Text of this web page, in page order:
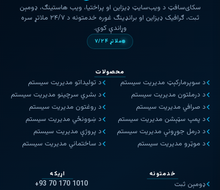
سکای‌سافټ د ویب‌سایټ ډیزاین او پراختیا، ویب هاستینګ، ډومېن
ثبت، ګرافیک ډیزاین او برانډینګ غوره خدمتونه د ۲۴/۷ ملاتړ سره
وړاندې کوي.
ملاتړ ۷/۲۴
محصولات
د سوپرمارکېټ مدیریت سیستم
د درملتون مدیریت سیستم
د صرافي مدیریت سیستم
د پمپ سټېشن مدیریت سیستم
د درمل جوړونې مدیریت سیستم
د موټرو مدیریت سیستم
د تولیداتو مدیریت سیستم
د بشري سرچینو مدیریت سیستم
د روغتون مدیریت سیستم
د ښوونځي مدیریت سیستم
د پروژې مدیریت سیستم
د ساختماني مدیریت سیستم
خدمتونه
ډومېن ثبت
اړیکه
+93 70 170 1010